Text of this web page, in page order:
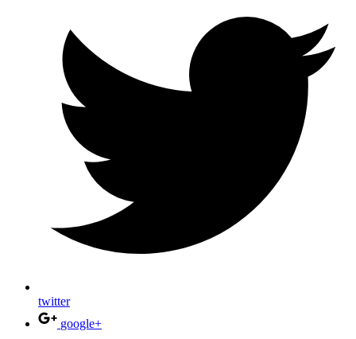
twitter
google+